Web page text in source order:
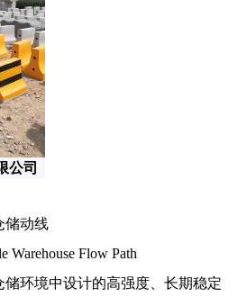
公司
储动线
Warehouse Flow Path
储环境中设计的高强度、长期稳定